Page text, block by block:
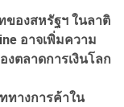
ของสหรัฐฯ ในลาติ
อาจเพิ่มความ
ตลาดการเงินโลก
ทางการค้าใน